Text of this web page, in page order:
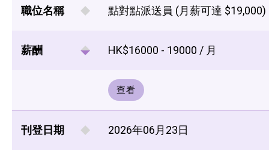
職位名稱 點對點派送員 (月薪可達 $19,000)
薪酬 HK$16000 - 19000 / 月
查看
刊登日期 2026年06月23日